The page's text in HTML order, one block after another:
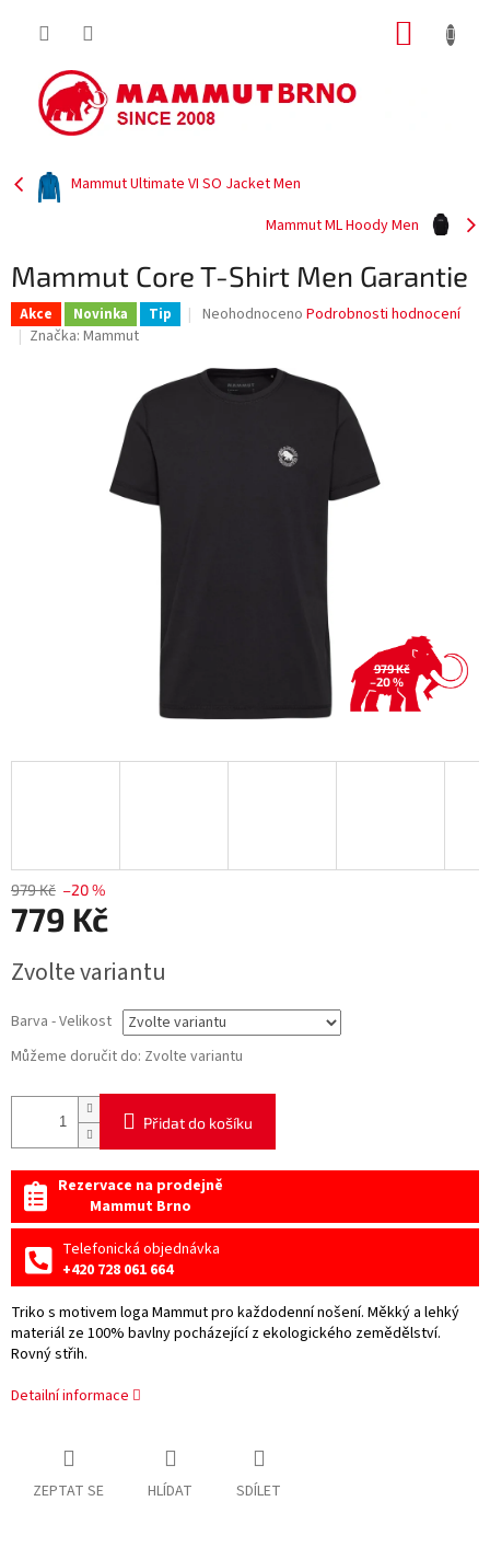
Mammut Ultimate VI SO Jacket Men
Mammut ML Hoody Men
Mammut Core T-Shirt Men Garantie
Akce Novinka Tip
Průměrné
je
Neohodnoceno Podrobnosti hodnocení
Značka: Mammut
979 Kč
–20 %
979 Kč –20 %
779 Kč
cena:
Zvolte variantu
Barva - Velikost
Můžeme doručit do: Zvolte variantu
Přidat do košíku
Rezervace na prodejně
Mammut Brno
Telefonická objednávka
+420 728 061 664
Triko s motivem loga Mammut pro každodenní nošení. Měkký a lehký
materiál ze 100% bavlny pocházející z ekologického zemědělství.
Rovný střih.
Detailní informace
ZEPTAT SE HLÍDAT SDÍLET